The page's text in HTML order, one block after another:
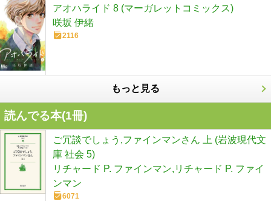
アオハライド 8 (マーガレットコミックス)
咲坂 伊緒
2116
もっと見る
読んでる本(1冊)
ご冗談でしょう,ファインマンさん 上 (岩波現代文
庫 社会 5)
リチャード P. ファインマン,リチャード P. ファイ
ンマン
6071